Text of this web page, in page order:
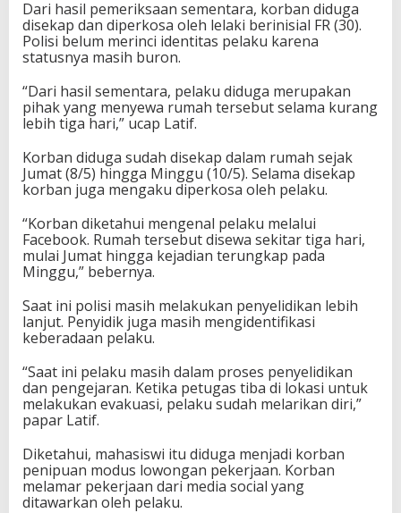
Dari hasil pemeriksaan sementara, korban diduga
disekap dan diperkosa oleh lelaki berinisial FR (30).
Polisi belum merinci identitas pelaku karena
statusnya masih buron.
“Dari hasil sementara, pelaku diduga merupakan
pihak yang menyewa rumah tersebut selama kurang
lebih tiga hari,” ucap Latif.
Korban diduga sudah disekap dalam rumah sejak
Jumat (8/5) hingga Minggu (10/5). Selama disekap
korban juga mengaku diperkosa oleh pelaku.
“Korban diketahui mengenal pelaku melalui
Facebook. Rumah tersebut disewa sekitar tiga hari,
mulai Jumat hingga kejadian terungkap pada
Minggu,” bebernya.
Saat ini polisi masih melakukan penyelidikan lebih
lanjut. Penyidik juga masih mengidentifikasi
keberadaan pelaku.
“Saat ini pelaku masih dalam proses penyelidikan
dan pengejaran. Ketika petugas tiba di lokasi untuk
melakukan evakuasi, pelaku sudah melarikan diri,”
papar Latif.
Diketahui, mahasiswi itu diduga menjadi korban
penipuan modus lowongan pekerjaan. Korban
melamar pekerjaan dari media social yang
ditawarkan oleh pelaku.